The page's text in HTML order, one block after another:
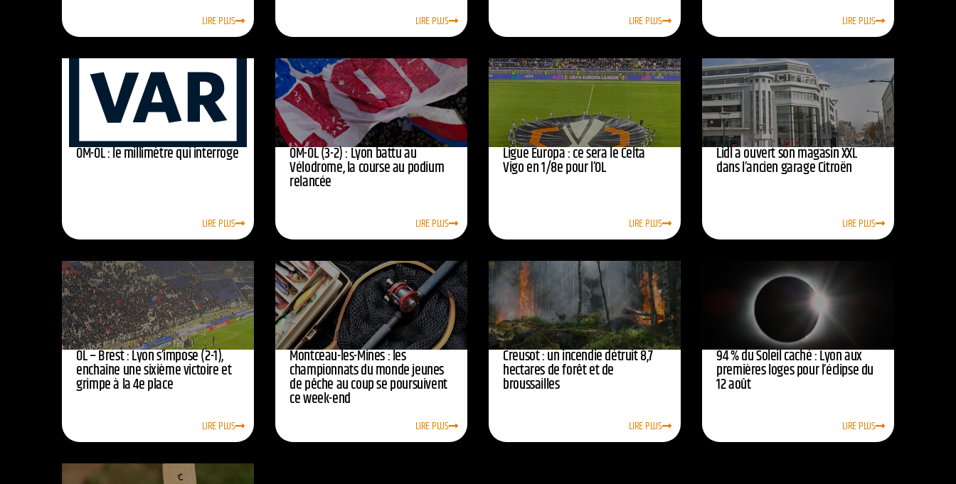
LIRE PLUS LIRE PLUS LIRE PLUS LIRE PLUS
OM-OL : le millimètre qui interroge
LIRE PLUS
OM-OL (3-2) : Lyon battu au
Vélodrome, la course au podium
relancée
LIRE PLUS
Ligue Europa : ce sera le Celta
Vigo en 1/8e pour l’OL
LIRE PLUS
Lidl a ouvert son magasin XXL
dans l’ancien garage Citroën
LIRE PLUS
OL – Brest : Lyon s’impose (2-1),
enchaîne une sixième victoire et
grimpe à la 4e place
LIRE PLUS
Montceau-les-Mines : les
championnats du monde jeunes
de pêche au coup se poursuivent
ce week-end
LIRE PLUS
Creusot : un incendie détruit 8,7
hectares de forêt et de
broussailles
LIRE PLUS
94 % du Soleil caché : Lyon aux
premières loges pour l’éclipse du
12 août
LIRE PLUS